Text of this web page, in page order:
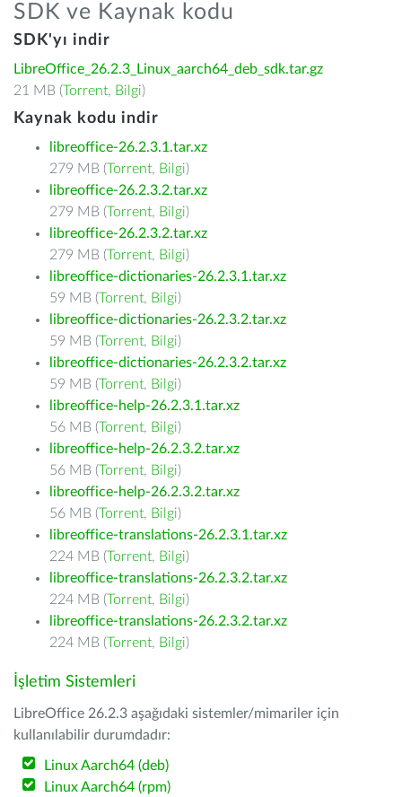
SDK ve Kaynak kodu
SDK'yı indir
LibreOffice_26.2.3_Linux_aarch64_deb_sdk.tar.gz
21 MB (Torrent, Bilgi)
Kaynak kodu indir
libreoffice-26.2.3.1.tar.xz
279 MB (Torrent, Bilgi)
libreoffice-26.2.3.2.tar.xz
279 MB (Torrent, Bilgi)
libreoffice-26.2.3.2.tar.xz
279 MB (Torrent, Bilgi)
libreoffice-dictionaries-26.2.3.1.tar.xz
59 MB (Torrent, Bilgi)
libreoffice-dictionaries-26.2.3.2.tar.xz
59 MB (Torrent, Bilgi)
libreoffice-dictionaries-26.2.3.2.tar.xz
59 MB (Torrent, Bilgi)
libreoffice-help-26.2.3.1.tar.xz
56 MB (Torrent, Bilgi)
libreoffice-help-26.2.3.2.tar.xz
56 MB (Torrent, Bilgi)
libreoffice-help-26.2.3.2.tar.xz
56 MB (Torrent, Bilgi)
libreoffice-translations-26.2.3.1.tar.xz
224 MB (Torrent, Bilgi)
libreoffice-translations-26.2.3.2.tar.xz
224 MB (Torrent, Bilgi)
libreoffice-translations-26.2.3.2.tar.xz
224 MB (Torrent, Bilgi)
İşletim Sistemleri
LibreOffice 26.2.3 aşağıdaki sistemler/mimariler için
kullanılabilir durumdadır:
Linux Aarch64 (deb)
Linux Aarch64 (rpm)